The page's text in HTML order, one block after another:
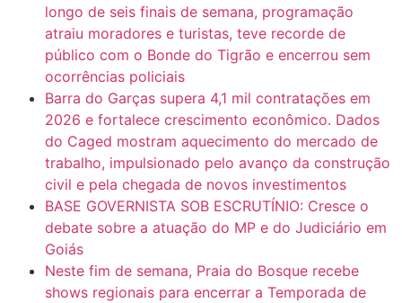
longo de seis finais de semana, programação
atraiu moradores e turistas, teve recorde de
público com o Bonde do Tigrão e encerrou sem
ocorrências policiais
Barra do Garças supera 4,1 mil contratações em
2026 e fortalece crescimento econômico. Dados
do Caged mostram aquecimento do mercado de
trabalho, impulsionado pelo avanço da construção
civil e pela chegada de novos investimentos
BASE GOVERNISTA SOB ESCRUTÍNIO: Cresce o
debate sobre a atuação do MP e do Judiciário em
Goiás
Neste fim de semana, Praia do Bosque recebe
shows regionais para encerrar a Temporada de